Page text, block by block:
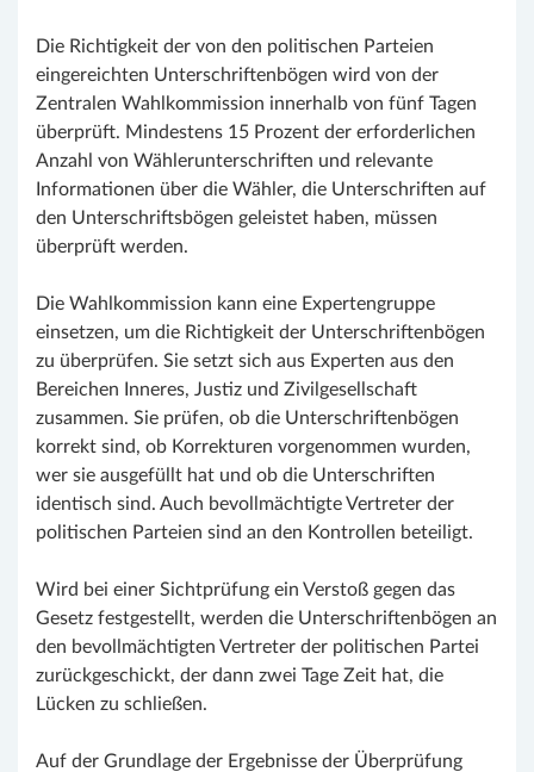
Die Richtigkeit der von den politischen Parteien
eingereichten Unterschriftenbögen wird von der
Zentralen Wahlkommission innerhalb von fünf Tagen
überprüft. Mindestens 15 Prozent der erforderlichen
Anzahl von Wählerunterschriften und relevante
Informationen über die Wähler, die Unterschriften auf
den Unterschriftsbögen geleistet haben, müssen
überprüft werden.
Die Wahlkommission kann eine Expertengruppe
einsetzen, um die Richtigkeit der Unterschriftenbögen
zu überprüfen. Sie setzt sich aus Experten aus den
Bereichen Inneres, Justiz und Zivilgesellschaft
zusammen. Sie prüfen, ob die Unterschriftenbögen
korrekt sind, ob Korrekturen vorgenommen wurden,
wer sie ausgefüllt hat und ob die Unterschriften
identisch sind. Auch bevollmächtigte Vertreter der
politischen Parteien sind an den Kontrollen beteiligt.
Wird bei einer Sichtprüfung ein Verstoß gegen das
Gesetz festgestellt, werden die Unterschriftenbögen an
den bevollmächtigten Vertreter der politischen Partei
zurückgeschickt, der dann zwei Tage Zeit hat, die
Lücken zu schließen.
Auf der Grundlage der Ergebnisse der Überprüfung